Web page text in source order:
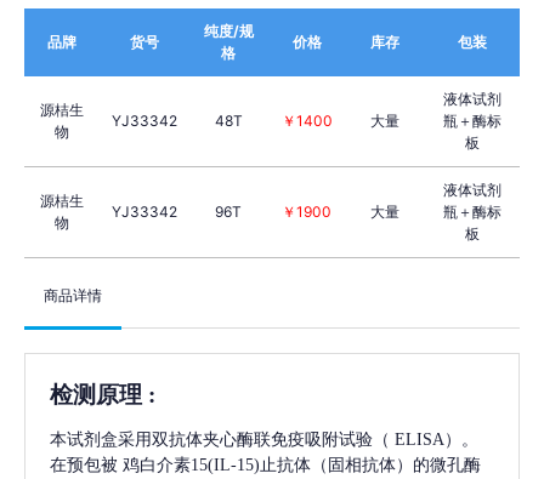
品牌 货号
纯度/规
格
价格 库存 包装
源桔生
物
YJ33342 48T ￥1400 大量
液体试剂
瓶＋酶标
板
源桔生
物
YJ33342 96T ￥1900 大量
液体试剂
瓶＋酶标
板
商品详情
检测原理 :
本试剂盒采用双抗体夹心酶联免疫吸附试验（ ELISA）。
在预包被 鸡白介素15(IL-15) 止抗体（固相抗体）的微孔酶